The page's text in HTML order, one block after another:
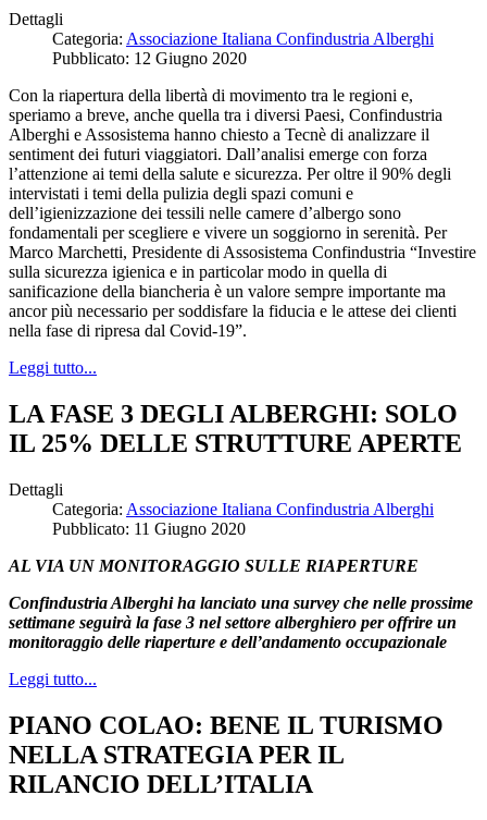
Dettagli
Categoria: Associazione Italiana Confindustria Alberghi
Pubblicato: 12 Giugno 2020
Con la riapertura della libertà di movimento tra le regioni e,
speriamo a breve, anche quella tra i diversi Paesi, Confindustria
Alberghi e Assosistema hanno chiesto a Tecnè di analizzare il
sentiment dei futuri viaggiatori. Dall’analisi emerge con forza
l’attenzione ai temi della salute e sicurezza. Per oltre il 90% degli
intervistati i temi della pulizia degli spazi comuni e
dell’igienizzazione dei tessili nelle camere d’albergo sono
fondamentali per scegliere e vivere un soggiorno in serenità. Per
Marco Marchetti, Presidente di Assosistema Confindustria “Investire
sulla sicurezza igienica e in particolar modo in quella di
sanificazione della biancheria è un valore sempre importante ma
ancor più necessario per soddisfare la fiducia e le attese dei clienti
nella fase di ripresa dal Covid-19”.
Leggi tutto...
LA FASE 3 DEGLI ALBERGHI: SOLO
IL 25% DELLE STRUTTURE APERTE
Dettagli
Categoria: Associazione Italiana Confindustria Alberghi
Pubblicato: 11 Giugno 2020
AL VIA UN MONITORAGGIO SULLE RIAPERTURE
Confindustria Alberghi ha lanciato una survey che nelle prossime
settimane seguirà la fase 3 nel settore alberghiero per offrire un
monitoraggio delle riaperture e dell’andamento occupazionale
Leggi tutto...
PIANO COLAO: BENE IL TURISMO
NELLA STRATEGIA PER IL
RILANCIO DELL’ITALIA